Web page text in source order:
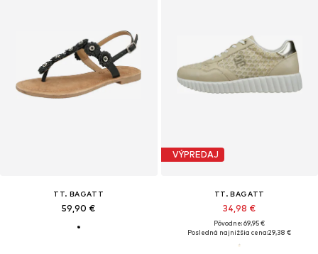
TT. BAGATT
59,90 €
VÝPREDAJ
TT. BAGATT
34,98 €
Pôvodne: 69,95 €
Posledná najnižšia cena:29,38 €